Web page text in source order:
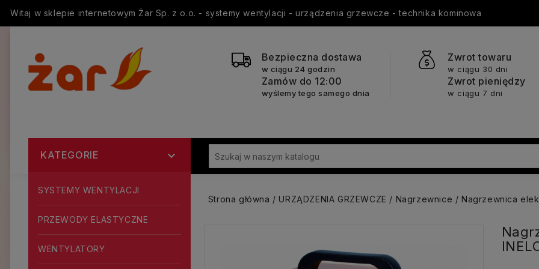
Witaj w sklepie internetowym Żar Sp. z o.o. - systemy wentylacji - urządzenia grzewcze - technika kominowa
Bezpieczna dostawa
w ciągu 24 godzin
Zamów do 12:00
wyślemy tego samego dnia
Zwrot towaru
w ciągu 30 dni
Zwrot pieniędzy
w ciągu 7 dni
KATEGORIE 
SYSTEMY WENTYLACJI
PRZEWODY ELASTYCZNE
WENTYLATORY
Strona główna URZĄDZENIA GRZEWCZE Nagrzewnice Nagrzewnica